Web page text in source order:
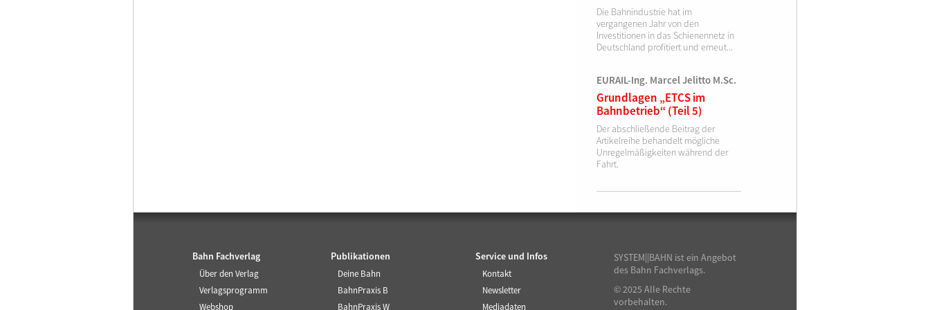
Die Bahnindustrie hat im
vergangenen Jahr von den
Investitionen in das Schienennetz in
Deutschland profitiert und erneut...
EURAIL-Ing. Marcel Jelitto M.Sc.
Grundlagen „ETCS im
Bahnbetrieb“ (Teil 5)
Der abschließende Beitrag der
Artikelreihe behandelt mögliche
Unregelmäßigkeiten während der
Fahrt.
Bahn Fachverlag
Über den Verlag
Verlagsprogramm
Webshop
Publikationen
Deine Bahn
BahnPraxis B
BahnPraxis W
Service und Infos
Kontakt
Newsletter
Mediadaten
SYSTEM||BAHN ist ein Angebot
des Bahn Fachverlags.
© 2025 Alle Rechte
vorbehalten.